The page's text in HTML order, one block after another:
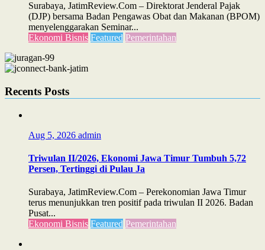
Surabaya, JatimReview.Com – Direktorat Jenderal Pajak
(DJP) bersama Badan Pengawas Obat dan Makanan (BPOM)
menyelenggarakan Seminar...
Ekonomi Bisnis Featured Pemerintahan
Recents Posts
Aug 5, 2026 admin
Triwulan II/2026, Ekonomi Jawa Timur Tumbuh 5,72
Persen, Tertinggi di Pulau Ja
Surabaya, JatimReview.Com – Perekonomian Jawa Timur
terus menunjukkan tren positif pada triwulan II 2026. Badan
Pusat...
Ekonomi Bisnis Featured Pemerintahan